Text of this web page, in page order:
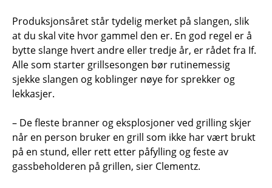
Produksjonsåret står tydelig merket på slangen, slik
at du skal vite hvor gammel den er. En god regel er å
bytte slange hvert andre eller tredje år, er rådet fra If.
Alle som starter grillsesongen bør rutinemessig
sjekke slangen og koblinger nøye for sprekker og
lekkasjer.
– De fleste branner og eksplosjoner ved grilling skjer
når en person bruker en grill som ikke har vært brukt
på en stund, eller rett etter påfylling og feste av
gassbeholderen på grillen, sier Clementz.